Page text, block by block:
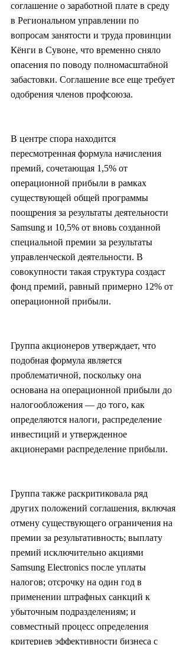
соглашение о заработной плате в среду
в Региональном управлении по
вопросам занятости и труда провинции
Кёнги в Сувоне, что временно сняло
опасения по поводу полномасштабной
забастовки. Соглашение все еще требует
одобрения членов профсоюза.
В центре спора находится
пересмотренная формула начисления
премий, сочетающая 1,5% от
операционной прибыли в рамках
существующей общей программы
поощрения за результаты деятельности
Samsung и 10,5% от вновь созданной
специальной премии за результаты
управленческой деятельности. В
совокупности такая структура создаст
фонд премий, равный примерно 12% от
операционной прибыли.
Группа акционеров утверждает, что
подобная формула является
проблематичной, поскольку она
основана на операционной прибыли до
налогообложения — до того, как
определяются налоги, распределение
инвестиций и утвержденное
акционерами распределение прибыли.
Группа также раскритиковала ряд
других положений соглашения, включая
отмену существующего ограничения на
премии за результативность; выплату
премий исключительно акциями
Samsung Electronics после уплаты
налогов; отсрочку на один год в
применении штрафных санкций к
убыточным подразделениям; и
совместный процесс определения
критериев эффективности бизнеса с